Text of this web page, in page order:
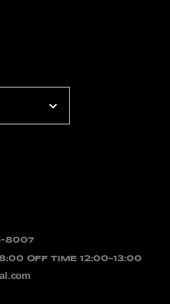
8007
OFF TIME 12:00~13:00